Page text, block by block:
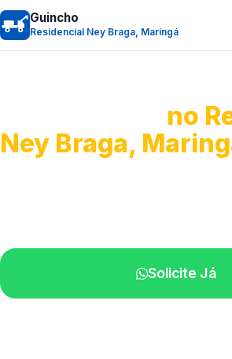
Guincho
Residencial Ney Braga, Maringá
no
Ney Braga,
Solicite Já